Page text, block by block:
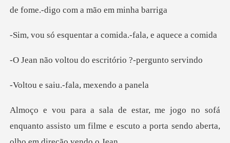
de fome.
ntar a comida.-fal
u do escritório ?
iu.-fala, me
sofá
enquanto assisto um filme e escuto a po